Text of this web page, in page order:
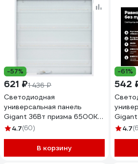
-57%
621 ₽1 436 ₽
Светодиодная
универсальная панель
Gigant 36Вт призма 6500К
3500Лм IP40 (с драйвером)
4.7(60)
В корзину
-61%
542
4.7